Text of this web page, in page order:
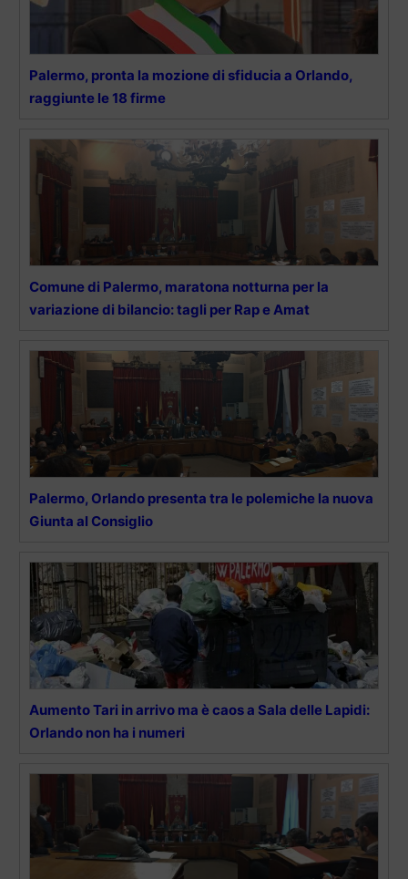
Palermo, pronta la mozione di sfiducia a Orlando,
raggiunte le 18 firme
Comune di Palermo, maratona notturna per la
variazione di bilancio: tagli per Rap e Amat
Palermo, Orlando presenta tra le polemiche la nuova
Giunta al Consiglio
Aumento Tari in arrivo ma è caos a Sala delle Lapidi:
Orlando non ha i numeri